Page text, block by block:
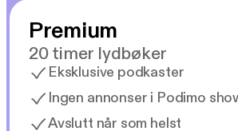
Premium
20 timer lydbøker
Eksklusive podkaster
Ingen annonser i Podimo
Avslutt når som helst